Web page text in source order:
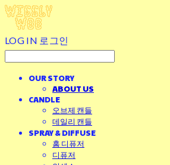
LOG IN 로그인
OUR STORY
ABOUT US
CANDLE
오브제 캔들
데일리 캔들
SPRAY & DIFFUSE
홈 디퓨저
디퓨저